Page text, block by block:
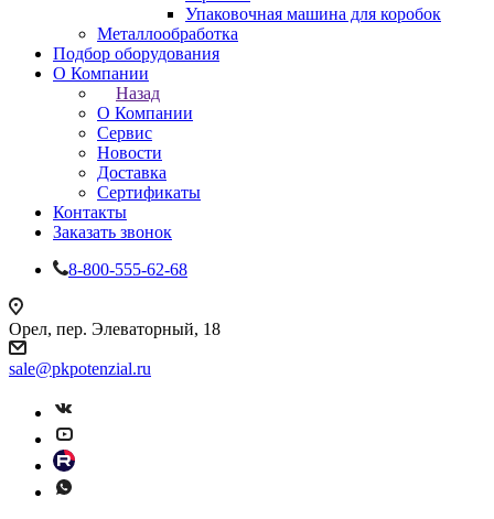
Упаковочная машина для коробок
Металлообработка
Подбор оборудования
О Компании
Назад
О Компании
Сервис
Новости
Доставка
Сертификаты
Контакты
Заказать звонок
8-800-555-62-68
Орел, пер. Элеваторный, 18
sale@pkpotenzial.ru